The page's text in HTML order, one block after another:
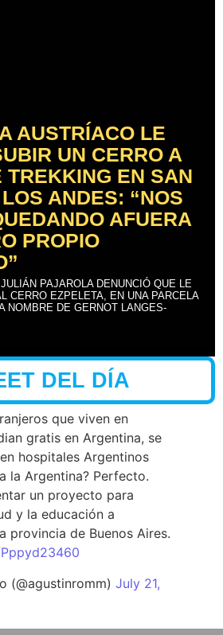
AUSTRÍACO LE
UN CERRO A
TREKKING EN SAN
ANDES: “NOS
AFUERA
PROPIO
PAJAROLA DENUNCIÓ QUE LE
CERRO EZPELETA, EN UNA PARCELA
NOMBRE DE GERNOT LANGES-
DEL DÍA
que viven en
gratis en Argentina, se
hospitales Argentinos
la Argentina? Perfecto.
un proyecto para
y la educación a
provincia de Buenos Aires.
(@agustinromm) July 21,